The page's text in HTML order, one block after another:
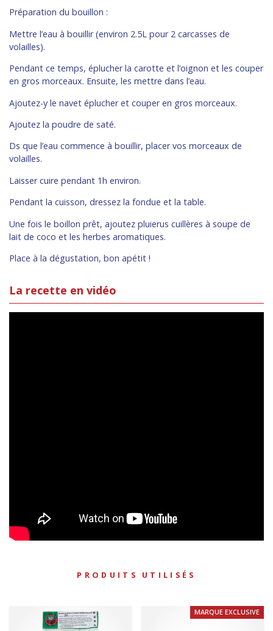
Préparation du bouillon :
Mettre l’eau à bouillir (environ 2.5L pour 2 carcasses de
volailles).
Pendant ce temps, éplucher la carotte et l’oignon et les couper
en gros morceaux. Ensuite, les mettre dans l’eau.
Ajoutez-y le navet éplucher et couper en gros morceaux.
Ajoutez la poudre de saté.
Ds que l’eau commence à bouillir, placer vos morceaux de
volailles.
Laisser cuire pendant 1h environ.
Pendant la cuisson, dressez la fondue et la table.
Une fois le boillon prêt, ajoutez pluierus cuillères à soupe de
lait de coco et les herbes aromatiques.
Place à la dégustation, bon apétit !
La recette en vidéo
PRODUITS UTILISÉS
MARQUE EXCLUSIVE